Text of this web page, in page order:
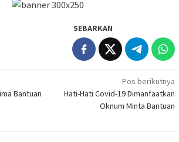
SEBARKAN
Bantuan
Pos berikutnya
Hati-Hati Covid-19 Dimanfaatkan
Oknum Minta Bantuan